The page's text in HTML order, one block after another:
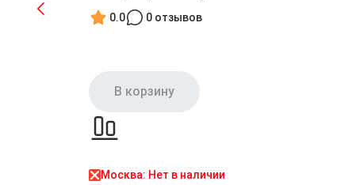
0.0 0 отзывов
В корзину
Москва: Нет в наличии